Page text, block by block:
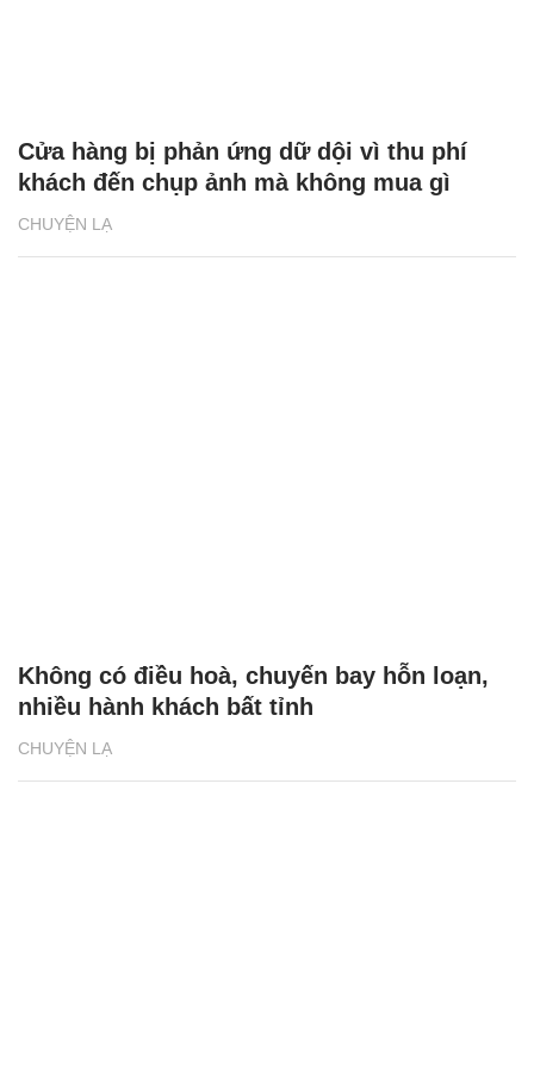
CHUYỆN LẠ
Cửa hàng bị phản ứng dữ dội vì thu phí
khách đến chụp ảnh mà không mua gì
CHUYỆN LẠ
Không có điều hoà, chuyến bay hỗn loạn,
nhiều hành khách bất tỉnh